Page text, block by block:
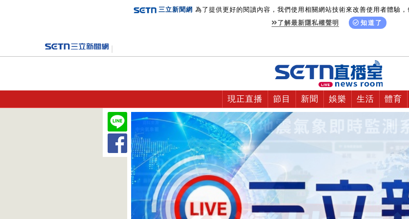
三立新聞網 為了提供更好的閱讀內容，我們使用相關網站技術來改善使用者體驗
了解最新隱私權聲明
知道了
現正直播 節目 新聞 娛樂 生活 體育